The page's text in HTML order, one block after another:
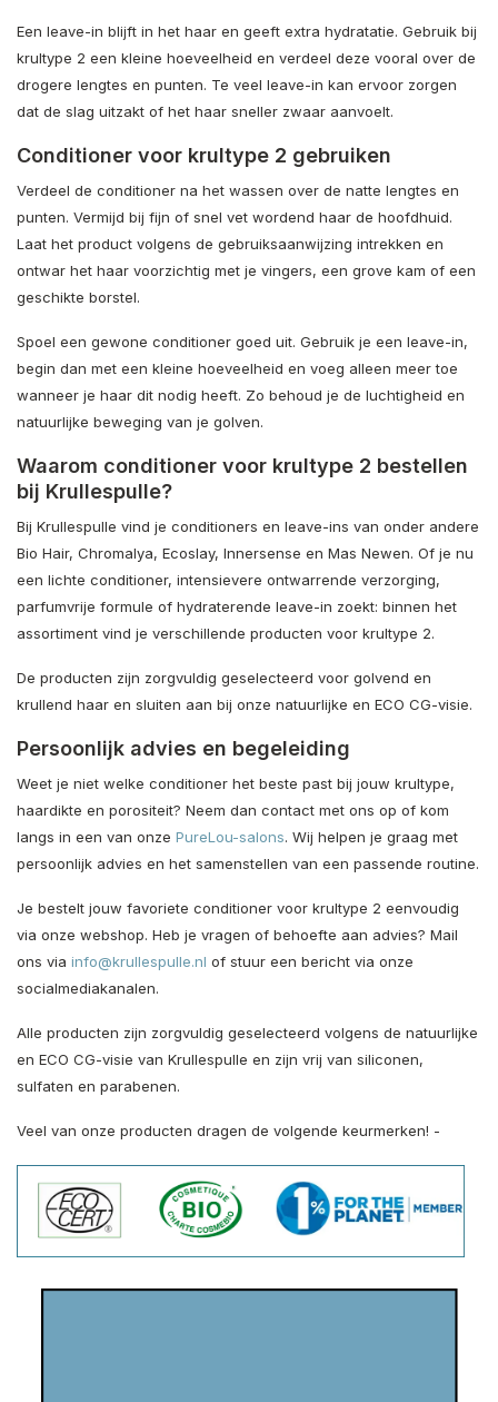
Een leave-in blijft in het haar en geeft extra hydratatie. Gebruik bij
krultype 2 een kleine hoeveelheid en verdeel deze vooral over de
drogere lengtes en punten. Te veel leave-in kan ervoor zorgen
dat de slag uitzakt of het haar sneller zwaar aanvoelt.
Conditioner voor krultype 2 gebruiken
Verdeel de conditioner na het wassen over de natte lengtes en
punten. Vermijd bij fijn of snel vet wordend haar de hoofdhuid.
Laat het product volgens de gebruiksaanwijzing intrekken en
ontwar het haar voorzichtig met je vingers, een grove kam of een
geschikte borstel.
Spoel een gewone conditioner goed uit. Gebruik je een leave-in,
begin dan met een kleine hoeveelheid en voeg alleen meer toe
wanneer je haar dit nodig heeft. Zo behoud je de luchtigheid en
natuurlijke beweging van je golven.
Waarom conditioner voor krultype 2 bestellen
bij Krullespulle?
Bij Krullespulle vind je conditioners en leave-ins van onder andere
Bio Hair, Chromalya, Ecoslay, Innersense en Mas Newen. Of je nu
een lichte conditioner, intensievere ontwarrende verzorging,
parfumvrije formule of hydraterende leave-in zoekt: binnen het
assortiment vind je verschillende producten voor krultype 2.
De producten zijn zorgvuldig geselecteerd voor golvend en
krullend haar en sluiten aan bij onze natuurlijke en ECO CG-visie.
Persoonlijk advies en begeleiding
Weet je niet welke conditioner het beste past bij jouw krultype,
haardikte en porositeit? Neem dan contact met ons op of kom
langs in een van onze PureLou-salons. Wij helpen je graag met
persoonlijk advies en het samenstellen van een passende routine.
Je bestelt jouw favoriete conditioner voor krultype 2 eenvoudig
via onze webshop. Heb je vragen of behoefte aan advies? Mail
ons via info@krullespulle.nl of stuur een bericht via onze
socialmediakanalen.
Alle producten zijn zorgvuldig geselecteerd volgens de natuurlijke
en ECO CG-visie van Krullespulle en zijn vrij van siliconen,
sulfaten en parabenen.
Veel van onze producten dragen de volgende keurmerken! -